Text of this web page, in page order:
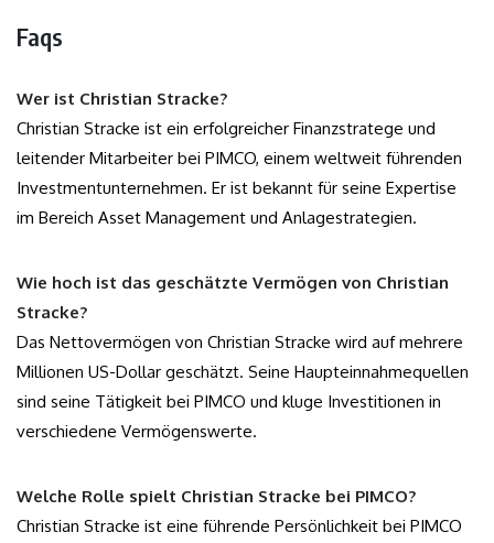
Faqs
Wer ist Christian Stracke?
Christian Stracke ist ein erfolgreicher Finanzstratege und
leitender Mitarbeiter bei PIMCO, einem weltweit führenden
Investmentunternehmen. Er ist bekannt für seine Expertise
im Bereich Asset Management und Anlagestrategien.
Wie hoch ist das geschätzte Vermögen von Christian
Stracke?
Das Nettovermögen von Christian Stracke wird auf mehrere
Millionen US-Dollar geschätzt. Seine Haupteinnahmequellen
sind seine Tätigkeit bei PIMCO und kluge Investitionen in
verschiedene Vermögenswerte.
Welche Rolle spielt Christian Stracke bei PIMCO?
Christian Stracke ist eine führende Persönlichkeit bei PIMCO